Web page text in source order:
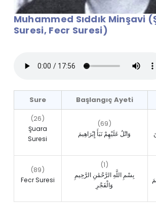
Muhammed Sıddık Minşavi
Suresi, Fecr Suresi)
Sure Başlangıç Ayeti
(26)
Şuara
Suresi
(69)
وَاتْلُ عَلَيْهِمْ نَبَأَ إِبْرَاهِيمَ
(89)
Fecr Suresi
(1)
بِسْمِ اللَّهِ الرَّحْمَٰنِ الرَّحِيمِ
وَالْفَجْرِ